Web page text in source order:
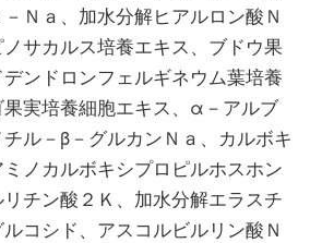
Ｎａ、加水分解ヒアルロン酸Ｎ
サカルス培養エキス、ブドウ果
ンドロンフェルギネウム葉培養
実培養細胞エキス、α－アルブ
ル－β－グルカンＮａ、カルボキ
ノカルボキシプロピルホスホン
チン酸２Ｋ、加水分解エラスチ
コシド、アスコルビルリン酸Ｎ